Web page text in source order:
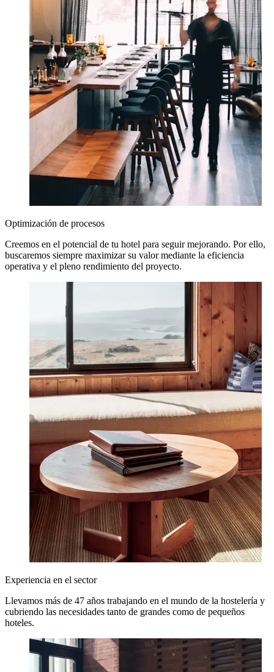
Optimización de procesos
Creemos en el potencial de tu hotel para seguir mejorando. Por ello,
buscaremos siempre maximizar su valor mediante la eficiencia
operativa y el pleno rendimiento del proyecto.
Experiencia en el sector
Llevamos más de 47 años trabajando en el mundo de la hostelería y
cubriendo las necesidades tanto de grandes como de pequeños
hoteles.